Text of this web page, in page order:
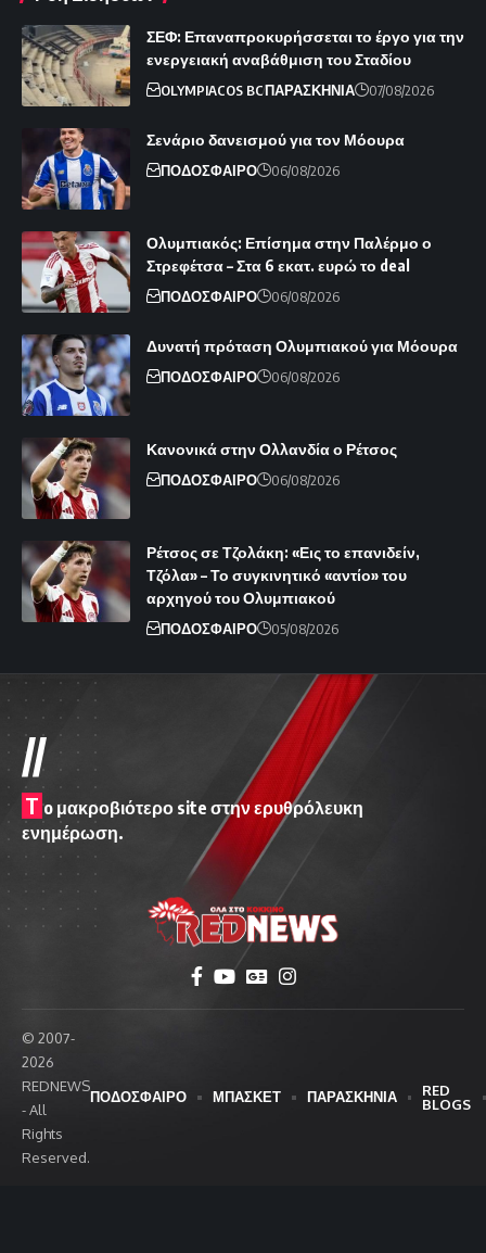
ΣΕΦ: Επαναπροκυρήσσεται το έργο για την
ενεργειακή αναβάθμιση του Σταδίου
OLYMPIACOS BCΠΑΡΑΣΚΗΝΙΑ 07/08/2026
Σενάριο δανεισμού για τον Μόουρα
ΠΟΔΟΣΦΑΙΡΟ 06/08/2026
Ολυμπιακός: Επίσημα στην Παλέρμο ο
Στρεφέτσα – Στα 6 εκατ. ευρώ το deal
ΠΟΔΟΣΦΑΙΡΟ 06/08/2026
Δυνατή πρόταση Ολυμπιακού για Μόουρα
ΠΟΔΟΣΦΑΙΡΟ 06/08/2026
Κανονικά στην Ολλανδία ο Ρέτσος
ΠΟΔΟΣΦΑΙΡΟ 06/08/2026
Ρέτσος σε Τζολάκη: «Εις το επανιδείν,
Τζόλα» – Το συγκινητικό «αντίο» του
αρχηγού του Ολυμπιακού
ΠΟΔΟΣΦΑΙΡΟ 05/08/2026
//
T o μακροβιότερο site στην ερυθρόλευκη
ενημέρωση.
© 2007-
2026
REDNEWS
- All
Rights
Reserved.
ΠΟΔΟΣΦΑΙΡΟ ΜΠΑΣΚΕΤ ΠΑΡΑΣΚΗΝΙΑ
RED
BLOGS